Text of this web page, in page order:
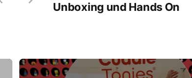
Unboxing und Hands On